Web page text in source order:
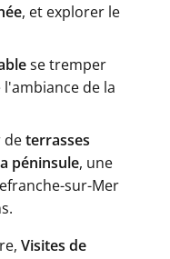
, et explorer le
se tremper
de la
deterrasses
péninsule, une
sur-Mer
Visites de